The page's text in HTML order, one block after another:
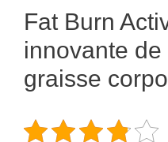
Fat Burn
innovante
graisse